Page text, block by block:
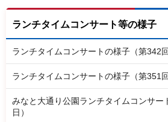
ランチタイムコンサート等の様子
ランチタイムコンサートの様子（第342
ランチタイムコンサートの様子（第351
みなと大通り公園ランチタイムコンサー
日）